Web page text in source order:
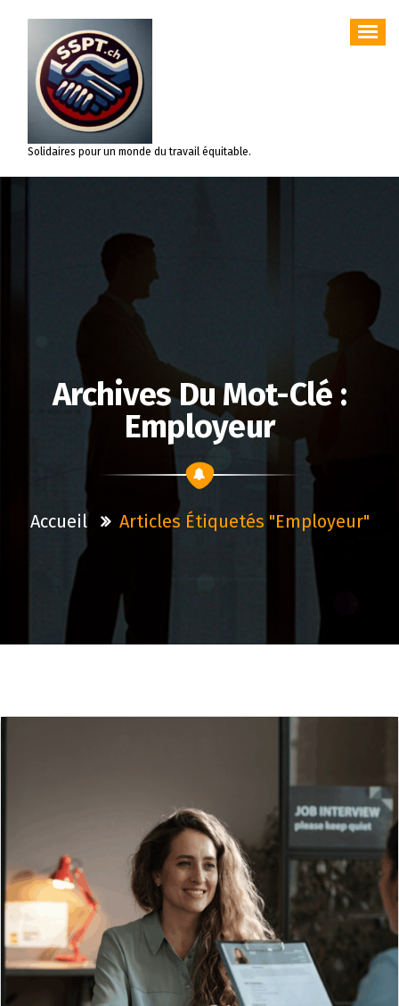
contenu
Solidaires pour un monde du travail équitable.
Archives Du Mot-Clé :
Employeur
Accueil Articles Étiquetés "employeur"